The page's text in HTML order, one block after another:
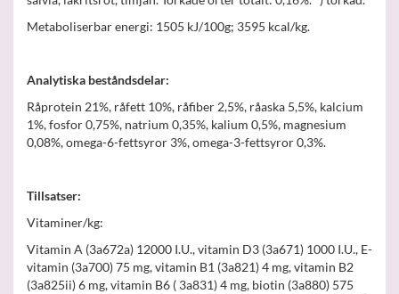
Metaboliserbar energi: 1505 kJ/100g; 3595 kcal/kg.
Analytiska beståndsdelar:
Råprotein 21%, råfett 10%, råfiber 2,5%, råaska 5,5%, kalcium
1%, fosfor 0,75%, natrium 0,35%, kalium 0,5%, magnesium
0,08%, omega-6-fettsyror 3%, omega-3-fettsyror 0,3%.
Tillsatser:
Vitaminer/kg:
Vitamin A (3a672a) 12000 I.U., vitamin D3 (3a671) 1000 I.U., E-
vitamin (3a700) 75 mg, vitamin B1 (3a821) 4 mg, vitamin B2
(3a825ii) 6 mg, vitamin B6 ( 3a831) 4 mg, biotin (3a880) 575